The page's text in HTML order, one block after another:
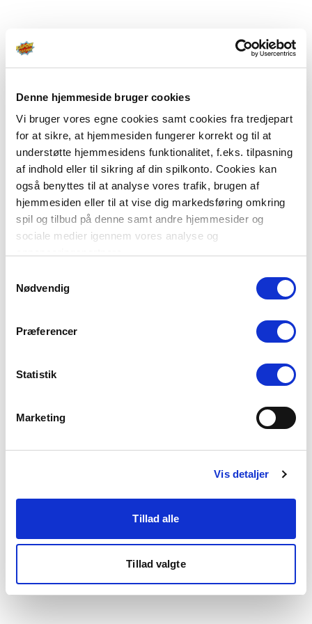
Denne hjemmeside bruger cookies
Vi bruger vores egne cookies samt cookies fra tredjepart
for at sikre, at hjemmesiden fungerer korrekt og til at
understøtte hjemmesidens funktionalitet, f.eks. tilpasning
af indhold eller til sikring af din spilkonto. Cookies kan
også benyttes til at analyse vores trafik, brugen af
hjemmesiden eller til at vise dig markedsføring omkring
spil og tilbud på denne samt andre hjemmesider og
sociale medier igennem vores analyse og
Du kan læse mere om vores brug af cookies under
"Detaljer" eller ved at klikke videre til vores Cookiepolitik,
Nødvendig
Præferencer
Statistik
Marketing
Vis detaljer
Tillad alle
Tillad valgte